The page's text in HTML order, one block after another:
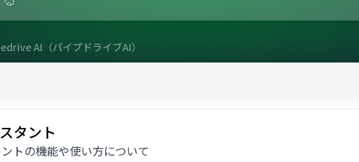
AI（パイプドライブAI）
ブAI）
タント
トの機能や使い方について